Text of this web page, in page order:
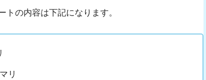
トの内容は下記になります。
リ